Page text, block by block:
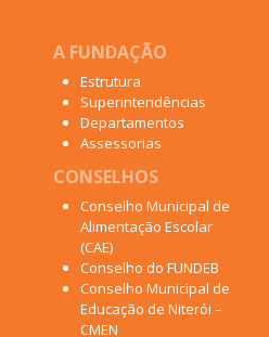
A FUNDAÇÃO
Estrutura
Superintendências
Departamentos
Assessorias
CONSELHOS
Conselho Municipal de
Alimentação Escolar
(CAE)
Conselho do FUNDEB
Conselho Municipal de
Educação de Niterói –
CMEN